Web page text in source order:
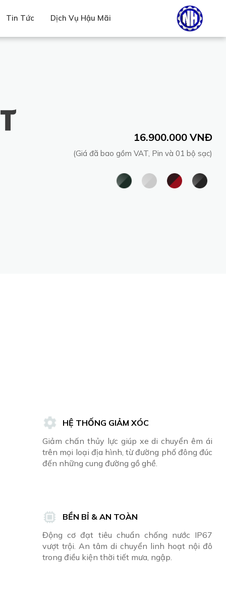
Tin Tức Dịch Vụ Hậu Mãi
16.900.000 VNĐ
(Giá đã bao gồm VAT, Pin và 01 bộ sạc)
HỆ THỐNG GIẢM XÓC
Giảm chấn thủy lực giúp xe di chuyển êm ái
trên mọi loại địa hình, từ đường phố đông đúc
đến những cung đường gồ ghề.
BỀN BỈ & AN TOÀN
Động cơ đạt tiêu chuẩn chống nước IP67
vượt trội. An tâm di chuyển linh hoạt nội đô
trong điều kiện thời tiết mưa, ngập.